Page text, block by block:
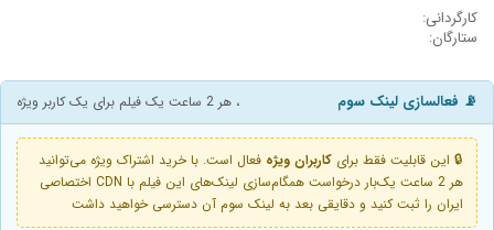
کارگردانی:
ستارگان:
📡 فعالسازی لینک سوم ، هر 2 ساعت یک فیلم برای یک کاربر ویژه
🔒 این قابلیت فقط برای کاربران ویژه فعال است. با خرید اشتراک ویژه می‌توانید
هر 2 ساعت یک‌بار درخواست همگام‌سازی لینک‌های این فیلم با CDN اختصاصی
ایران را ثبت کنید و دقایقی بعد به لینک سوم آن دسترسی خواهید داشت